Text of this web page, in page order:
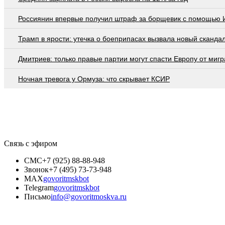
Россиянин впервые получил штраф за борщевик с помощью
Трамп в ярости: утечка о боеприпасах вызвала новый
Дмитриев: только правые партии могут спасти Европу от
Ночная тревога у Ормуза: что скрывает КСИР
Связь с эфиром
СМС+7 (925) 88-88-948
Звонок+7 (495) 73-73-948
MAXgovoritmskbot
Telegramgovoritmskbot
Письмоinfo@govoritmoskva.ru